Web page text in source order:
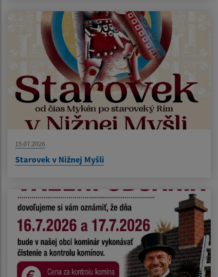
15.07.2026
Starovek v Nižnej Myšli